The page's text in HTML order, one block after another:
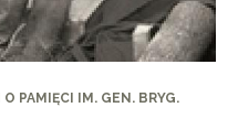
PAMIĘCI IM. GEN. BRYG.